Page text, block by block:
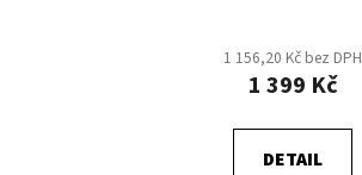
1 156,20 Kč bez DPH
1 399 Kč
DETAIL